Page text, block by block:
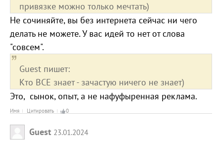
привязке можно только мечтать)
Не сочиняйте, вы без интернета сейчас ни чего
делать не можете. У вас идей то нет от слова
"совсем".
Guest пишет:
Кто ВСЕ знает - зачастую ничего не знает)
Это, сынок, опыт, а не нафуфыренная реклама.
Имя Цитировать 0
Guest 23.01.2024